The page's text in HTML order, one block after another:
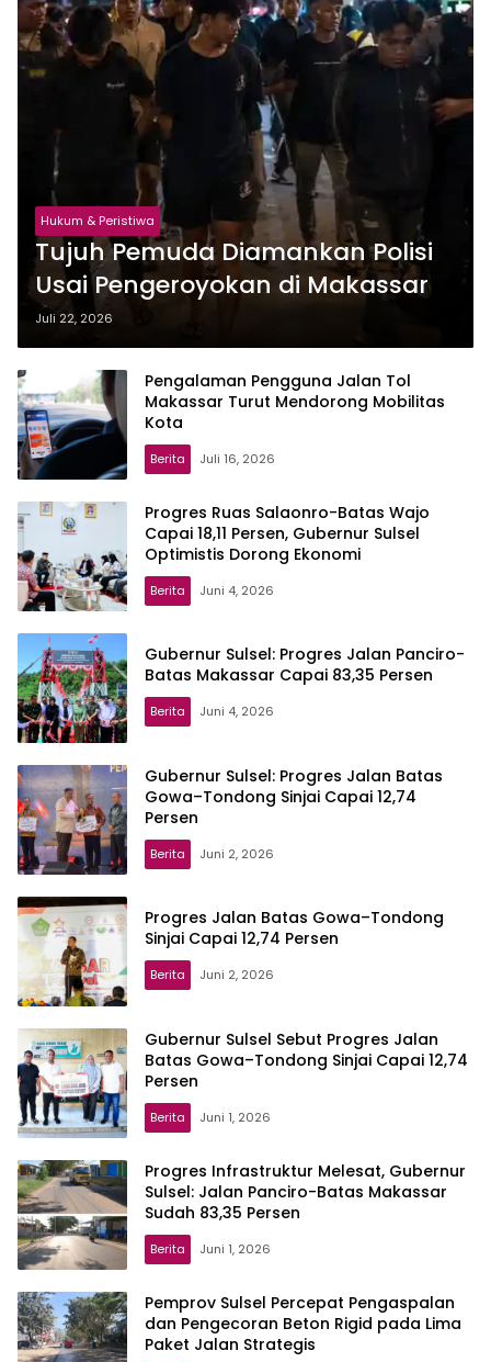
Hukum & Peristiwa
Tujuh Pemuda Diamankan Polisi
Usai Pengeroyokan di Makassar
Juli 22, 2026
Pengalaman Pengguna Jalan Tol
Makassar Turut Mendorong Mobilitas
Kota
Berita Juli 16, 2026
Progres Ruas Salaonro-Batas Wajo
Capai 18,11 Persen, Gubernur Sulsel
Optimistis Dorong Ekonomi
Berita Juni 4, 2026
Gubernur Sulsel: Progres Jalan Panciro-
Batas Makassar Capai 83,35 Persen
Berita Juni 4, 2026
Gubernur Sulsel: Progres Jalan Batas
Gowa–Tondong Sinjai Capai 12,74
Persen
Berita Juni 2, 2026
Progres Jalan Batas Gowa–Tondong
Sinjai Capai 12,74 Persen
Berita Juni 2, 2026
Gubernur Sulsel Sebut Progres Jalan
Batas Gowa–Tondong Sinjai Capai 12,74
Persen
Berita Juni 1, 2026
Progres Infrastruktur Melesat, Gubernur
Sulsel: Jalan Panciro-Batas Makassar
Sudah 83,35 Persen
Berita Juni 1, 2026
Pemprov Sulsel Percepat Pengaspalan
dan Pengecoran Beton Rigid pada Lima
Paket Jalan Strategis